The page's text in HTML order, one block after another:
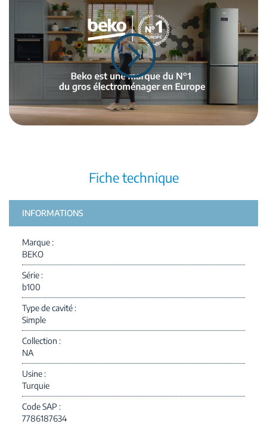
Fiche technique
INFORMATIONS
Marque
BEKO
Série
b100
Type de cavité
Simple
Collection
NA
Usine
Turquie
Code SAP
7786187634